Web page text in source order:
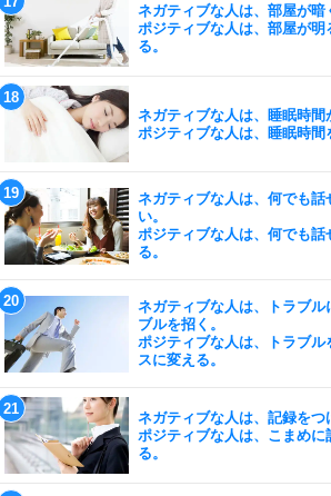
ネガティブな人は、部屋が暗
ポジティブな人は、部屋が
る。
ネガティブな人は、睡眠時間
ポジティブな人は、睡眠時間
ネガティブな人は、何でも話
い。
ポジティブな人は、何でも話
る。
ネガティブな人は、トラブ
ブルを招く。
ポジティブな人は、トラブ
スに変える。
ネガティブな人は、記録をつ
ポジティブな人は、こまめ
る。